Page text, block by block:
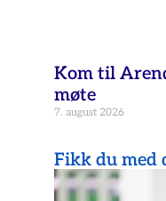
Kom til
møte
7. august 2026
Fikk du med